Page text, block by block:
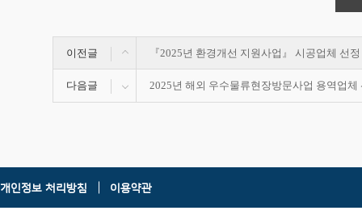
이전글 『2025년 환경개선 지원사업』 시공업체 선
다음글 2025년 해외 우수물류현장방문사업 용역업체
개인정보 처리방침 이용약관